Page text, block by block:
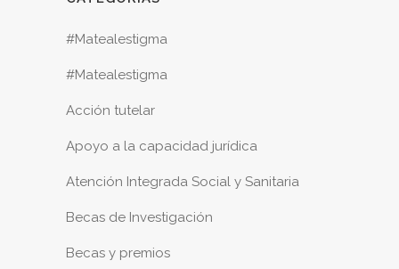
#Matealestigma
#Matealestigma
Acción tutelar
Apoyo a la capacidad jurídica
Atención Integrada Social y Sanitaria
Becas de Investigación
Becas y premios